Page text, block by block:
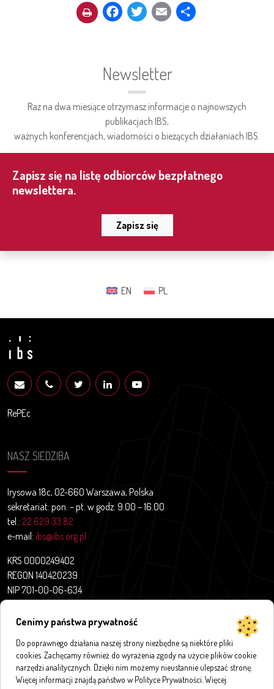
Facebook
Twitter
Email
Newsletter
Raz na dwa miesiące otrzymasz informacje o najnowszych
publikacjach IBS,
ważnych konferencjach, wiadomości o bieżących działaniach IBS.
Zapisz się na listę odbiorców bezpłatnego
newslettera.
Zapisz się
Cenimy państwa prywatność
Do poprawnego działania naszej strony niezbędne są niektóre pliki
cookies. Zachęcamy również do wyrażenia zgody na użycie plików cookie
narzędzi analitycznych. Dzięki nim możemy nieustannie ulepszać stronę.
Więcej informacji znajdą państwo w Polityce Prywatności. Więcej
EN PL
RePEc
NASZ SIEDZIBA
Irysowa 18c, 02-660 Warszawa, Polska
sekretariat: pon. – pt. w godz. 9.00 – 16.00
tel.: 22 629 33 82
e-mail: ibs@ibs.org.pl
KRS 0000249402
REGON 140420239
NIP 701-00-06-634
O nas
Projekty badawcze
Publikacje
Bazy i aplikacje